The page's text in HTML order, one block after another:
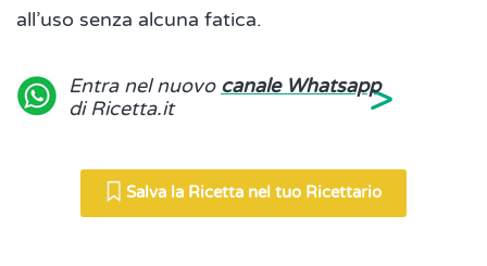
all’uso senza alcuna fatica.
Entra nel nuovo canale Whatsapp
di Ricetta.it
>
Salva la Ricetta nel tuo Ricettario